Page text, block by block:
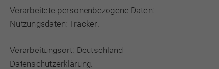
Verarbeitete personenbezogene Daten:
Nutzungsdaten; Tracker.
Verarbeitungsort: Deutschland –
Datenschutzerklärung.